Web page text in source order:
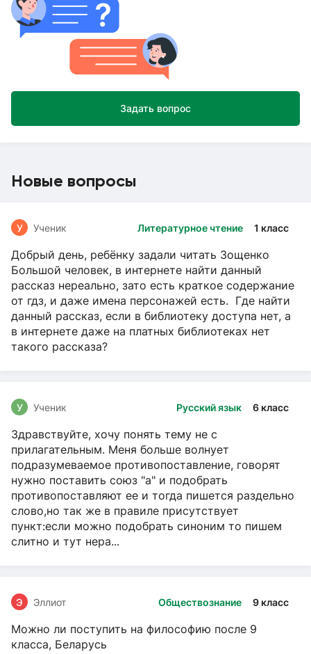
Задать вопрос
Новые вопросы
Литературное чтение 1 класс
У Ученик
Добрый день, ребёнку задали читать Зощенко
Большой человек, в интернете найти данный
рассказ нереально, зато есть краткое содержание
от гдз, и даже имена персонажей есть. Где найти
данный рассказ, если в библиотеку доступа нет, а
в интернете даже на платных библиотеках нет
такого рассказа?
Русский язык 6 класс
У Ученик
Здравствуйте, хочу понять тему не с
прилагательным. Меня больше волнует
подразумеваемое противопоставление, говорят
нужно поставить союз "а" и подобрать
противопоставляют ее и тогда пишется раздельно
слово,но так же в правиле присутствует
пункт:если можно подобрать синоним то пишем
слитно и тут нера...
Обществознание 9 класс
Э Эллиот
Можно ли поступить на философию после 9
класса, Беларусь